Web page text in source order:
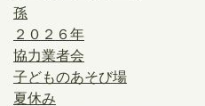
孫
２０２６年
協力業者会
子どものあそび場
夏休み